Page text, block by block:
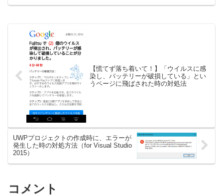
【慌てず落ち着いて！】「ウイルスに感
染し、バッテリーが破損している」とい
うページに飛ばされた時の対処法
UWPプロジェクトの作成時に、エラーが
発生した時の対処方法（for Visual Studio
2015）
コメント